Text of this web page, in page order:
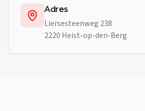
Adres
Liersesteenweg 238
2220 Heist-op-den-Berg